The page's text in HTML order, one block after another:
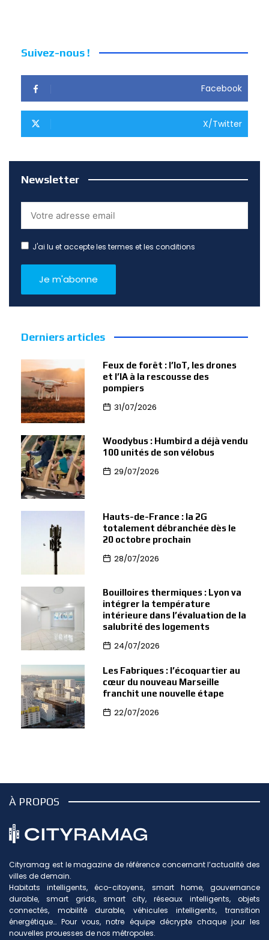
Suivez-nous !
Facebook
X/Twitter
Newsletter
J'ai lu et accepte les termes et les conditions
Derniers articles
Feux de forêt : l’IoT, les drones
et l’IA à la rescousse des
pompiers
31/07/2026
Woodybus : Humbird a déjà vendu
100 unités de son vélobus
29/07/2026
Hauts-de-France : la 2G
totalement débranchée dès le
20 octobre prochain
28/07/2026
Bouilloires thermiques : Lyon va
intégrer la température
intérieure dans l’évaluation de la
salubrité des logements
24/07/2026
Les Fabriques : l’écoquartier au
cœur du nouveau Marseille
franchit une nouvelle étape
22/07/2026
À PROPOS
Cityramag est le magazine de référence concernant l’actualité des
villes de demain.
Habitats intelligents, éco-citoyens, smart home, gouvernance
durable, smart grids, smart city, réseaux intelligents, objets
connectés, mobilité durable, véhicules intelligents, transition
énergétique… Pour vous, notre équipe décrypte chaque jour les
nouvelles prouesses de nos métropoles.